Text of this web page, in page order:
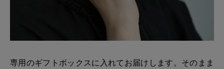
専用のギフトボックスに入れてお届けします。そのまま